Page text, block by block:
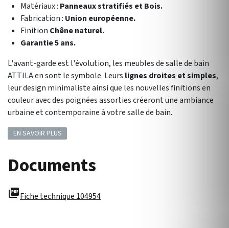
Matériaux : Panneaux stratifiés et Bois.
Fabrication : Union européenne.
Finition Chêne naturel.
Garantie 5 ans.
L'avant-garde est l'évolution, les meubles de salle de bain
ATTILA en sont le symbole. Leurs lignes droites et simples,
leur design minimaliste ainsi que les nouvelles finitions en
couleur avec des poignées assorties créeront une ambiance
urbaine et contemporaine à votre salle de bain.
EN SAVOIR PLUS
Documents
picture_as_pdfFiche technique 104954